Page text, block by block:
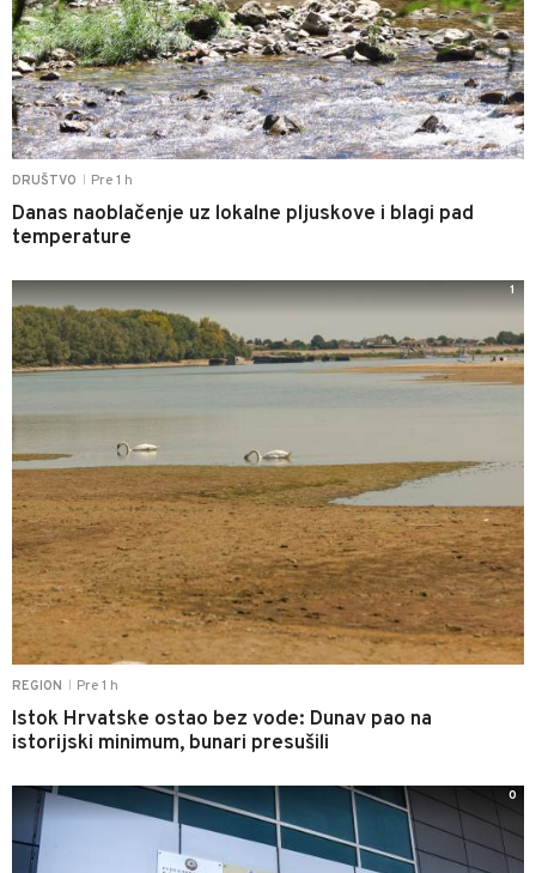
DRUŠTVO Pre 1 h
Danas naoblačenje uz lokalne pljuskove i blagi pad
temperature
REGION Pre 1 h
Istok Hrvatske ostao bez vode: Dunav pao na
istorijski minimum, bunari presušili
1
0